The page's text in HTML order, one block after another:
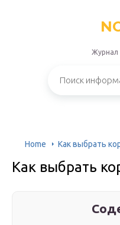
Журнал
Home Как выбрать
Как выбрать